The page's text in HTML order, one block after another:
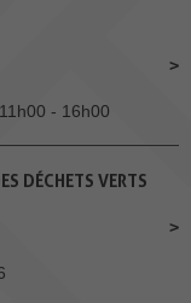
- 16h00
DÉCHETS VERTS